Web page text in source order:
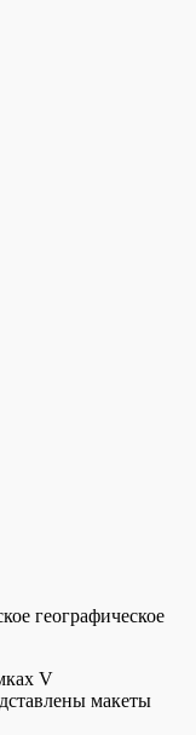
географическое
V
макеты